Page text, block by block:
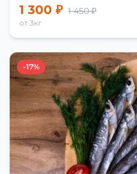
1 300 ₽ 1 450 ₽
от 3кг
-17%